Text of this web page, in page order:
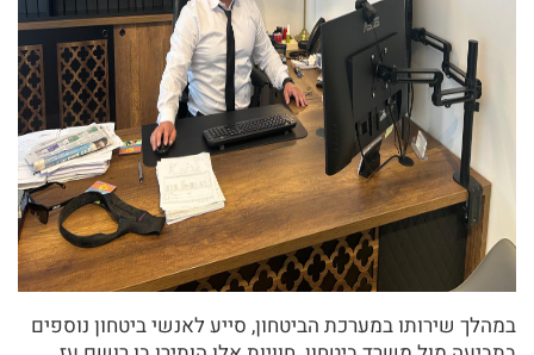
במהלך שירותו במערכת הביטחון, סייע לאנשי ביטחון נוספים